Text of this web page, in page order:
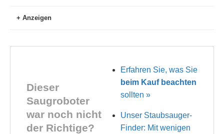
Anzeigen
Dieser
Saugroboter
war noch nicht
der Richtige?
Erfahren Sie, was Sie
beim Kauf beachten
sollten »
Unser Staubsauger-
Finder: Mit wenigen